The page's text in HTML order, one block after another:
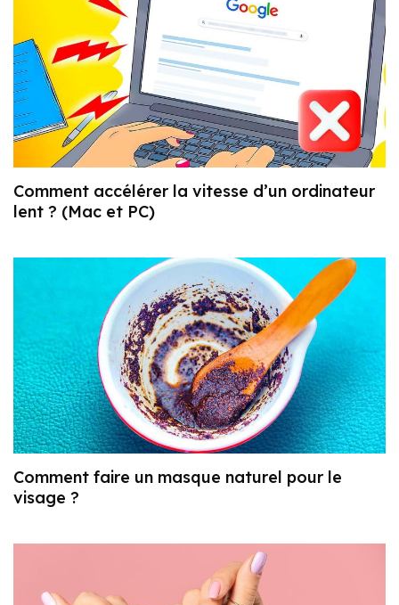
Comment accélérer la vitesse d’un ordinateur
lent ? (Mac et PC)
Comment faire un masque naturel pour le
visage ?